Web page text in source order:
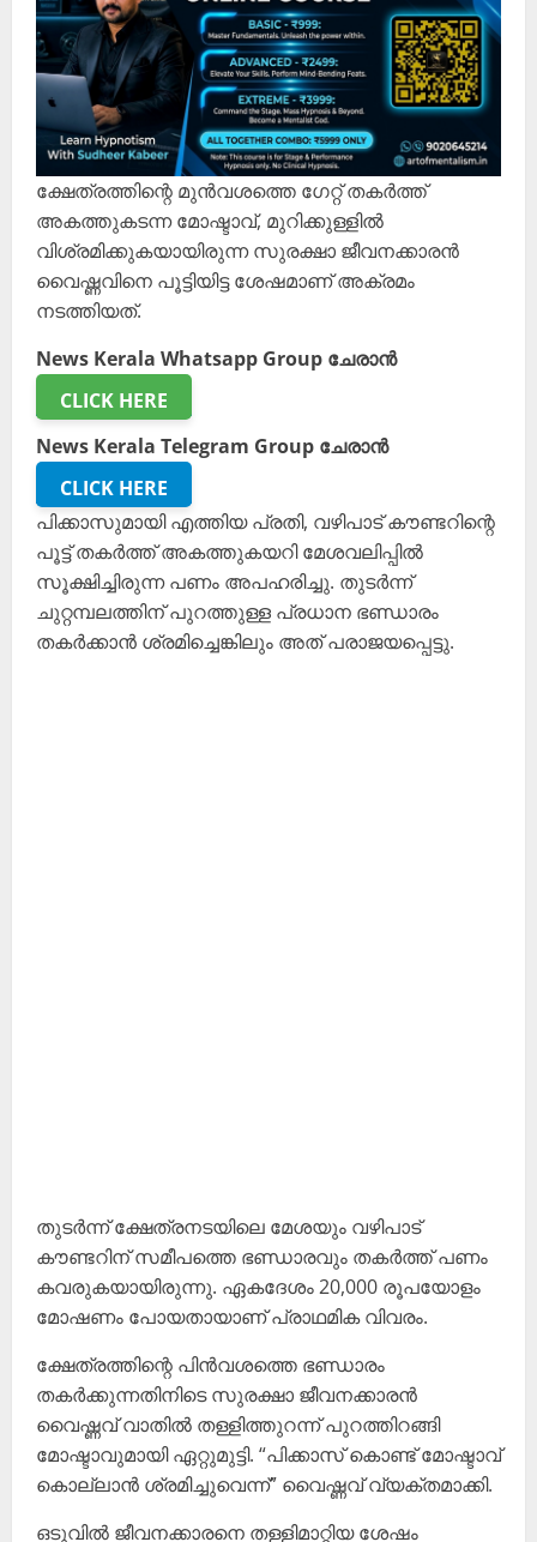
ക്ഷേത്രത്തിന്റെ മുൻവശത്തെ ഗേറ്റ് തകർത്ത്
അകത്തുകടന്ന മോഷ്ടാവ്, മുറിക്കുള്ളിൽ
വിശ്രമിക്കുകയായിരുന്ന സുരക്ഷാ ജീവനക്കാരൻ
വൈഷ്ണവിനെ പൂട്ടിയിട്ട ശേഷമാണ് അക്രമം
നടത്തിയത്.
News Kerala Whatsapp Group ചേരാൻ
CLICK HERE
News Kerala Telegram Group ചേരാൻ
CLICK HERE
പിക്കാസുമായി എത്തിയ പ്രതി, വഴിപാട് കൗണ്ടറിന്റെ
പൂട്ട് തകർത്ത് അകത്തുകയറി മേശവലിപ്പിൽ
സൂക്ഷിച്ചിരുന്ന പണം അപഹരിച്ചു. തുടർന്ന്
ചുറ്റമ്പലത്തിന് പുറത്തുള്ള പ്രധാന ഭണ്ഡാരം
തകർക്കാൻ ശ്രമിച്ചെങ്കിലും അത് പരാജയപ്പെട്ടു.
തുടർന്ന് ക്ഷേത്രനടയിലെ മേശയും വഴിപാട്
കൗണ്ടറിന് സമീപത്തെ ഭണ്ഡാരവും തകർത്ത് പണം
കവരുകയായിരുന്നു. ഏകദേശം 20,000 രൂപയോളം
മോഷണം പോയതായാണ് പ്രാഥമിക വിവരം.
ക്ഷേത്രത്തിന്റെ പിൻവശത്തെ ഭണ്ഡാരം
തകർക്കുന്നതിനിടെ സുരക്ഷാ ജീവനക്കാരൻ
വൈഷ്ണവ് വാതിൽ തള്ളിത്തുറന്ന് പുറത്തിറങ്ങി
മോഷ്ടാവുമായി ഏറ്റുമുട്ടി. “പിക്കാസ് കൊണ്ട് മോഷ്ടാവ്
കൊല്ലാൻ ശ്രമിച്ചുവെന്ന്” വൈഷ്ണവ് വ്യക്തമാക്കി.
ഒടുവിൽ ജീവനക്കാരനെ തള്ളിമാറ്റിയ ശേഷം